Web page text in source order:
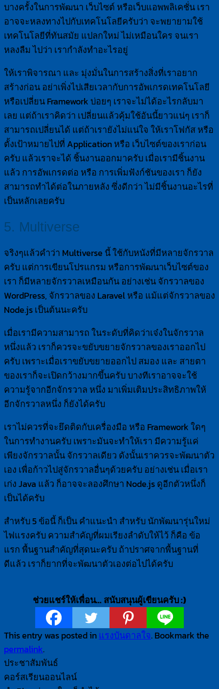
บางครั้งในการพัฒนา เว็บไซต์ หรือเว็บแอพพลิเคชั่น เรา
อาจจะหลงทางไปกับเทคโนโลยีครับว่า จะพยายามใช้
เทคโนโลยีที่ทันสมัย แปลกใหม่ ไม่เหมือนใคร จนเรา
หลงลืม ไปว่า เรากำลังทำอะไรอยู่
ให้เราพิจารณา และ มุ่งมั่นในการสร้างสิ่งที่เราอยาก
สร้างก่อน อย่าเพิ่งไปเสียเวลากับการอัพเกรดเทคโนโลยี
หรือเปลี่ยน Framework บ่อยๆ เราจะไม่ได้อะไรกลับมา
เลย แต่ถ้าเราคิดว่า เปลี่ยนแล้วคุ้มใช้อันนี้ยาวแน่ๆ เราก็
สามารถเปลี่ยนได้ แต่ถ้าเรายังไม่แน่ใจ ให้เราโฟกัส หรือ
ตั้งเป้าหมายไปที่ Application หรือ เว็บไซต์ของเราก่อน
ครับ แล้วเราจะได้ ชิ้นงานออกมาครับ เมื่อเรามีชิ้นงาน
แล้ว การอัพเกรดต่อ หรือ การเพิ่มฟังก์ชันของเรา ก็ยัง
สามารถทำได้ต่อในภายหลัง ซึ่งดีกว่า ไม่มีชิ้นงานอะไรที่
เป็นหลักเลยครับ
5. Multiverse
จริงๆแล้วคำว่า Multiverse นี้ ใช้กับหนังที่มีหลายจักรวาล
ครับ แต่การเขียนโปรแกรม หรือการพัฒนาเว็บไซต์ของ
เรา ก็มีหลายจักรวาลเหมือนกัน อย่างเช่น จักรวาลของ
WordPress, จักรวาลของ Laravel หรือ แม้แต่จักรวาลของ
Node.js เป็นต้นนะครับ
เมื่อเรามีความสามารถ ในระดับที่คิดว่าเจ๋งในจักรวาล
หนึ่งแล้ว เราก็ควรจะขยับขยายจักรวาลของเราออกไป
ครับ เพราะเมื่อเราขยับขยายออกไป สมอง และ สายตา
ของเราก็จะเปิดกว้างมากขึ้นครับ บางทีเราอาจจะใช้
ความรู้จากอีกจักรวาล หนึ่ง มาเพิ่มเติมประสิทธิภาพให้
อีกจักรวาลหนึ่ง ก็ยังได้ครับ
เราไม่ควรที่จะยึดติดกับเครื่องมือ หรือ Framework ใดๆ
ในการทำงานครับ เพราะมันจะทำให้เรา มีความรู้แค่
เพียงจักรวาลนั้น จักรวาลเดียว ดังนั้นเราควรจะพัฒนาตัว
เอง เพื่อก้าวไปสู่จักรวาลอื่นๆด้วยครับ อย่างเช่น เมื่อเรา
เก่ง Java แล้ว ก็อาจจะลองศึกษา Node.js ดูอีกตัวหนึ่งก็
เป็นได้ครับ
สำหรับ 5 ข้อนี้ ก็เป็น คำแนะนำ สำหรับ นักพัฒนารุ่นใหม่
ไฟแรงครับ ความสำคัญที่ผมเรียงลำดับให้ไว้ ก็คือ ข้อ
แรก พื้นฐานสำคัญที่สุดนะครับ ถ้าปราศจากพื้นฐานที่
ดีแล้ว เราก็ยากที่จะพัฒนาตัวเองต่อไปได้ครับ
ช่วยแชร์ให้เพื่อน... สนับสนุนผู้เขียนครับ :)
This entry was posted inแรงบันดาลใจ. Bookmark the
permalink.
ประชาสัมพันธ์
คอร์สเรียนออนไลน์